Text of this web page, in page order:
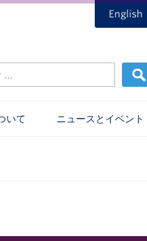
English
いて ニュースとイベント